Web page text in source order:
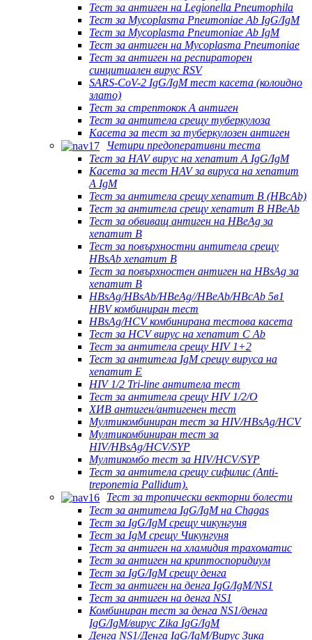
Тест за антиген на Legionella Pneumophila
Тест за Mycoplasma Pneumoniae Ab IgG/IgM
Тест за Mycoplasma Pneumoniae Ab IgM
Тест за антиген на Mycoplasma Pneumoniae
Тест за антиген на респираторен
синцитиален вирус RSV
SARS-CoV-2 IgG/IgM тест касета (колоидно
злато)
Тест за стрептокок А антиген
Тест за антитела срещу туберкулоза
Касета за тест за туберкулозен антиген
Четири предоперативни теста
Тест за HAV вирус на хепатит А IgG/IgM
Касета за тест HAV за вируса на хепатит
А IgM
Тест за антитела срещу хепатит B (HBcAb)
Тест за антитела срещу хепатит B HBeAb
Тест за обвиващ антиген на HBeAg за
хепатит B
Тест за повърхностни антитела срещу
HBsAb хепатит B
Тест за повърхностен антиген на HBsAg за
хепатит B
HBsAg/HBsAb/HBeAg//HBeAb/HBcAb 5в1
HBV комбиниран тест
HBsAg/HCV комбинирана тестова касета
Тест за HCV вирус на хепатит C Ab
Тест за антитела срещу HIV 1+2
Тест за антитела IgM срещу вируса на
хепатит Е
HIV 1/2 Tri-line антитела тест
Тест за антитела срещу HIV 1/2/O
ХИВ антиген/антигенен тест
Мултикомбиниран тест за HIV/HBsAg/HCV
Мултикомбиниран тест за
HIV/HBsAg/HCV/SYP
Мултикомбо тест за HIV/HCV/SYP
Тест за антитела срещу сифилис (Anti-
treponemia Pallidum).
Тест за тропически векторни болести
Тест за антитела IgG/IgM на Chagas
Тест за IgG/IgM срещу чикунгуня
Тест за IgM срещу Чикунгуня
Тест за антиген на хламидия трахоматис
Тест за антиген на криптоспоридиум
Тест за IgG/IgM срещу денга
Тест за антиген на денга IgG/IgM/NS1
Тест за антиген на денга NS1
Комбиниран тест за денга NS1/денга
IgG/IgM/вирус Zika IgG/IgM
Денга NS1/Денга IgG/IgM/Вирус Зика